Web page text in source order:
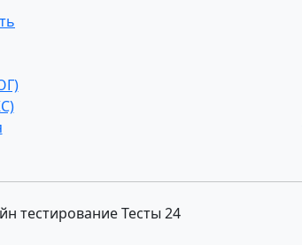
тестирование Тесты 24